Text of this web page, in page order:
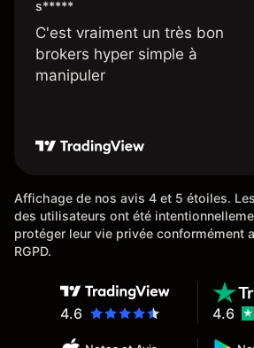
s*****
C'est vraiment un très bon
brokers hyper simple à
manipuler
Affichage de nos avis 4 et 5 étoiles.
des utilisateurs ont été
protéger leur vie privée conformément
RGPD.
4.6 4.6